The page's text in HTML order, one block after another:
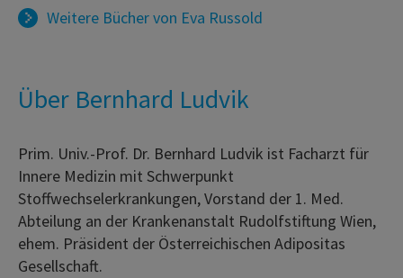
Weitere Bücher von Eva Russold
Über Bernhard Ludvik
Prim. Univ.-Prof. Dr. Bernhard Ludvik ist Facharzt für
Innere Medizin mit Schwerpunkt
Stoffwechselerkrankungen, Vorstand der 1. Med.
Abteilung an der Krankenanstalt Rudolfstiftung Wien,
ehem. Präsident der Österreichischen Adipositas
Gesellschaft.